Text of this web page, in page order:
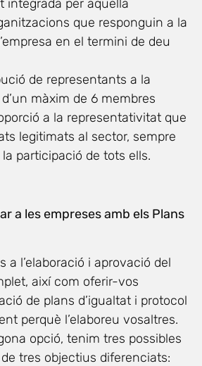
integrada per aquella
que responguin a la
en el termini de deu
de representants a la
màxim de 6 membres
a la representativitat que
legitimats al sector, sempre
participació de tots ells.
a les empreses amb els Plans
a l’elaboració i aprovació del
així com oferir-vos
de plans d’igualtat i protocol
perquè l’elaboreu vosaltres.
opció, tenim tres possibles
tres objectius diferenciats: